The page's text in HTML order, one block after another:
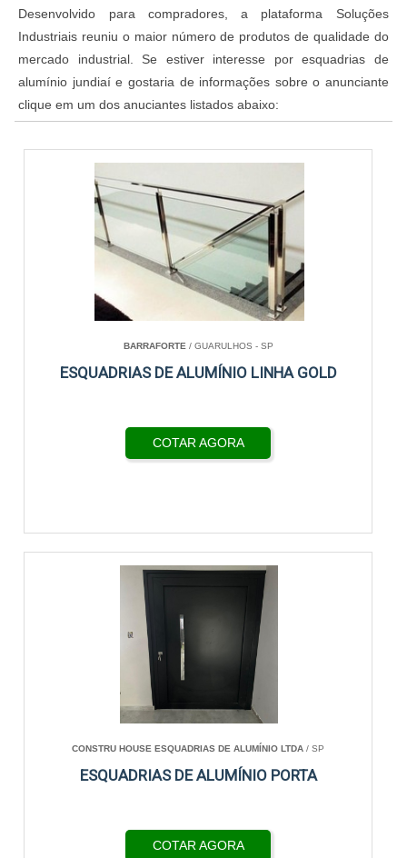
Desenvolvido para compradores, a plataforma Soluções
Industriais reuniu o maior número de produtos de qualidade do
mercado industrial. Se estiver interesse por esquadrias de
alumínio jundiaí e gostaria de informações sobre o anunciante
clique em um dos anuciantes listados abaixo:
BARRAFORTE / GUARULHOS - SP
ESQUADRIAS DE ALUMÍNIO LINHA GOLD
COTAR AGORA
CONSTRU HOUSE ESQUADRIAS DE ALUMÍNIO LTDA / SP
ESQUADRIAS DE ALUMÍNIO PORTA
COTAR AGORA